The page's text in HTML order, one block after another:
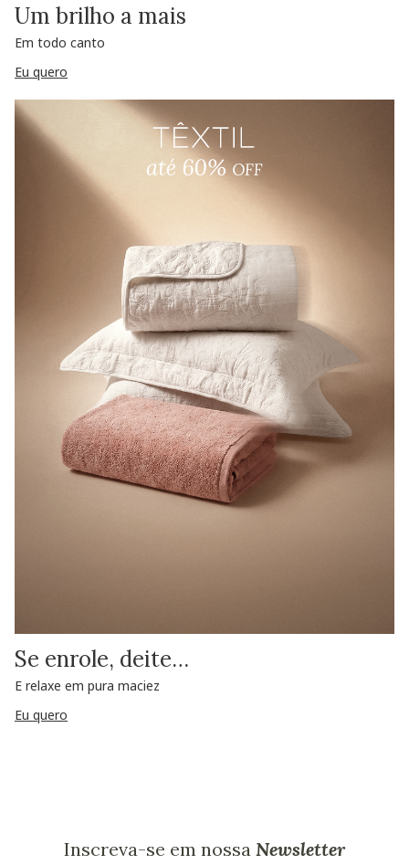
Um brilho a mais
Em todo canto
Eu quero
Se enrole, deite…
E relaxe em pura maciez
Eu quero
Inscreva-se em nossa Newsletter